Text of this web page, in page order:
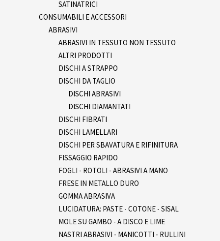
SATINATRICI
CONSUMABILI E ACCESSORI
ABRASIVI
ABRASIVI IN TESSUTO NON TESSUTO
ALTRI PRODOTTI
DISCHI A STRAPPO
DISCHI DA TAGLIO
DISCHI ABRASIVI
DISCHI DIAMANTATI
DISCHI FIBRATI
DISCHI LAMELLARI
DISCHI PER SBAVATURA E RIFINITURA
FISSAGGIO RAPIDO
FOGLI - ROTOLI - ABRASIVI A MANO
FRESE IN METALLO DURO
GOMMA ABRASIVA
LUCIDATURA: PASTE - COTONE - SISAL
MOLE SU GAMBO - A DISCO E LIME
NASTRI ABRASIVI - MANICOTTI - RULLINI